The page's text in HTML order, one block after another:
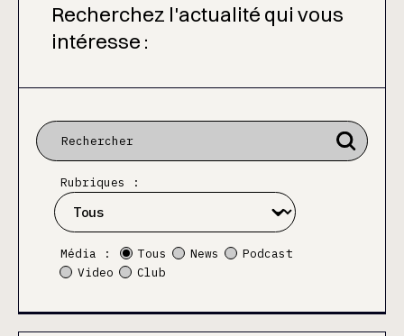
Recherchez l'actualité qui vous
intéresse :
Rubriques :
Média : Tous News
Podcast
Video
Club